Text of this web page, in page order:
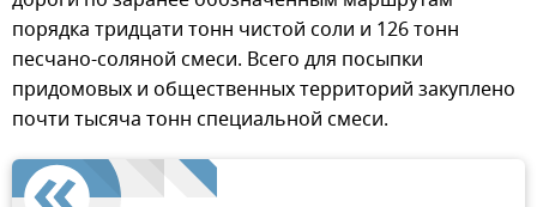
порядка тридцати тонн чистой соли и 126 тонн
песчано-соляной смеси. Всего для посыпки
придомовых и общественных территорий закуплено
почти тысяча тонн специальной смеси.